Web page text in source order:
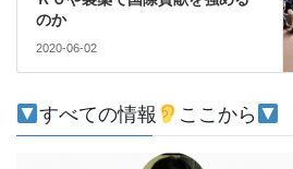
のか
2020-06-02
すべての情報 ここから